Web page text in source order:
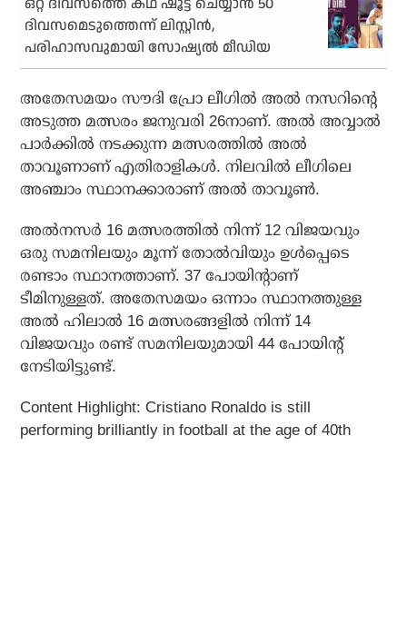
ഒറ്റ ദിവസത്തെ കഥ ഷൂട്ട് ചെയ്യാന്‍ 50
ദിവസമെടുത്തെന്ന് ലിസ്റ്റിന്‍,
പരിഹാസവുമായി സോഷ്യല്‍ മീഡിയ
അതേസമയം സൗദി പ്രോ ലീഗില്‍ അല്‍ നസറിന്റെ
അടുത്ത മത്സരം ജനുവരി 26നാണ്. അല്‍ അവ്വാല്‍
പാര്‍ക്കില്‍ നടക്കുന്ന മത്സരത്തില്‍ അല്‍
താവൂണാണ് എതിരാളികള്‍. നിലവില്‍ ലീഗിലെ
അഞ്ചാം സ്ഥാനക്കാരാണ് അല്‍ താവൂണ്‍.
അല്‍നസര്‍ 16 മത്സരത്തില്‍ നിന്ന് 12 വിജയവും
ഒരു സമനിലയും മൂന്ന് തോല്‍വിയും ഉള്‍പ്പെടെ
രണ്ടാം സ്ഥാനത്താണ്. 37 പോയിന്റാണ്
ടീമിനുള്ളത്. അതേസമയം ഒന്നാം സ്ഥാനത്തുള്ള
അല്‍ ഹിലാല്‍ 16 മത്സരങ്ങളില്‍ നിന്ന് 14
വിജയവും രണ്ട് സമനിലയുമായി 44 പോയിന്റ്
നേടിയിട്ടുണ്ട്.
Content Highlight: Cristiano Ronaldo is still
performing brilliantly in football at the age of 40th